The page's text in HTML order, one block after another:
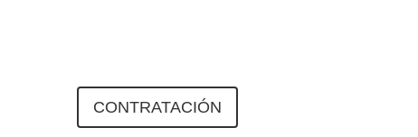
CONTRATACIÓN